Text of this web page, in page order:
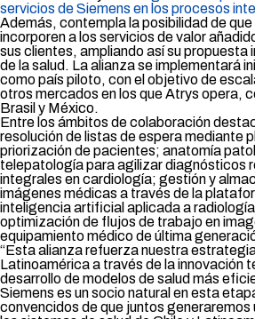
servicios de Siemens en los procesos
Además, contempla la posibilidad de
incorporen a los servicios de valor
sus clientes, ampliando así su propuesta
de la salud. La alianza se implementará
como país piloto, con el objetivo de
otros mercados en los que Atrys opera,
Brasil y México.
Entre los ámbitos de colaboración
resolución de listas de espera mediante
priorización de pacientes; anatomía
telepatología para agilizar diagnósticos
integrales en cardiología; gestión y
imágenes médicas a través de la
inteligencia artificial aplicada a
optimización de flujos de trabajo en
equipamiento médico de última
“Esta alianza refuerza nuestra
Latinoamérica a través de la innovación
desarrollo de modelos de salud más
Siemens es un socio natural en esta
convencidos de que juntos